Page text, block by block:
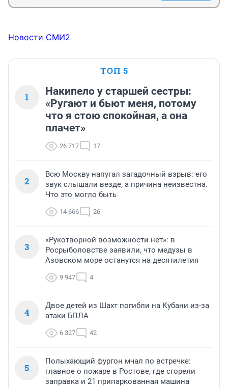
Новости СМИ2
ТОП 5
1
Накипело у старшей сестры:
«Ругают и бьют меня, потому
что я стою спокойная, а она
плачет»
26 717 17
2
Всю Москву напугал загадочный взрыв: его
звук слышали везде, а причина неизвестна.
Что это могло быть
14 666 26
3
«Рукотворной возможности нет»: в
Росрыболовстве заявили, что медузы в
Азовском море останутся на десятилетия
9 947 4
4
Двое детей из Шахт погибли на Кубани из-за
атаки БПЛА
6 327 42
5
Полыхающий фургон мчал по встречке:
главное о пожаре в Ростове, где сгорели
заправка и 21 припаркованная машина